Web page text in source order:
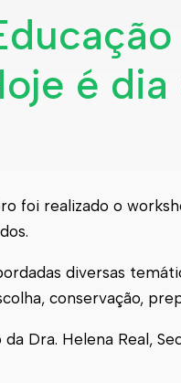
é
foi realizado o
diversas
conservação,
Dra. Helena Real,